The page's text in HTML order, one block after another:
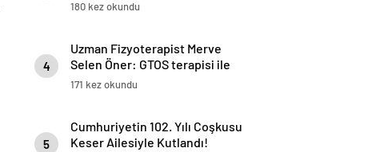
180 kez okundu
4
Uzman Fizyoterapist Merve
Selen Öner: GTOS terapisi ile
yüzde 85 oranında ağrıda azalma
171 kez okundu
5
Cumhuriyetin 102. Yılı Coşkusu
Keser Ailesiyle Kutlandı!